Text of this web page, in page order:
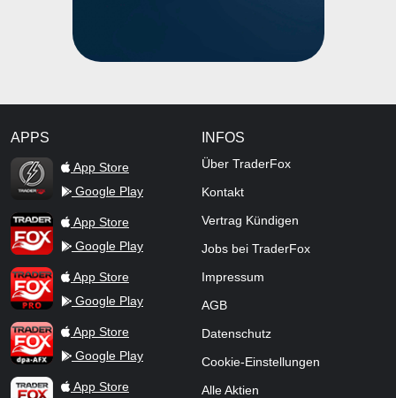
APPS
TraderFox Flash
App Store
Google Play
TraderFox AppApp Store
Google Play
TraderFox ProApp Store
Google Play
TraderFox dpa-AFX ProFeed
App Store
Google Play
TraderFox Live Trading
App Store
INFOS
Über TraderFox
Kontakt
Vertrag Kündigen
Jobs bei TraderFox
Impressum
AGB
Datenschutz
Cookie-Einstellungen
Alle Aktien